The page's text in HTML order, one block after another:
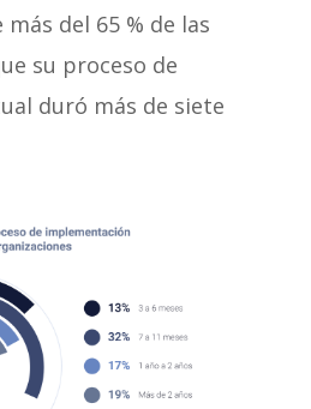
del 65 % de las
su proceso de
duró más de siete